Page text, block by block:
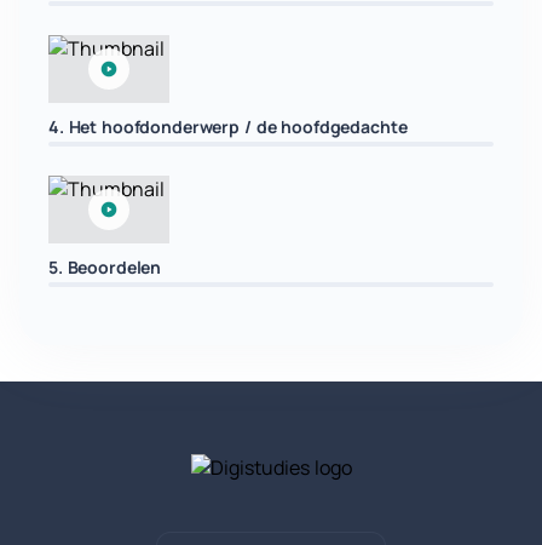
4. Het hoofdonderwerp / de hoofdgedachte
5. Beoordelen